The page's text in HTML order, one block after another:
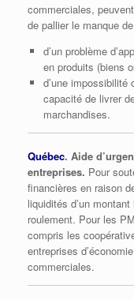
commerciales,
de pallier le manque
d’un problème
en produits (biens
d’une impossibilité
capacité de livrer
marchandises.
Québec. Aide
entreprises. Pour
financières en raison
liquidités d’un
roulement. Pour les
compris les
entreprises
commerciales.